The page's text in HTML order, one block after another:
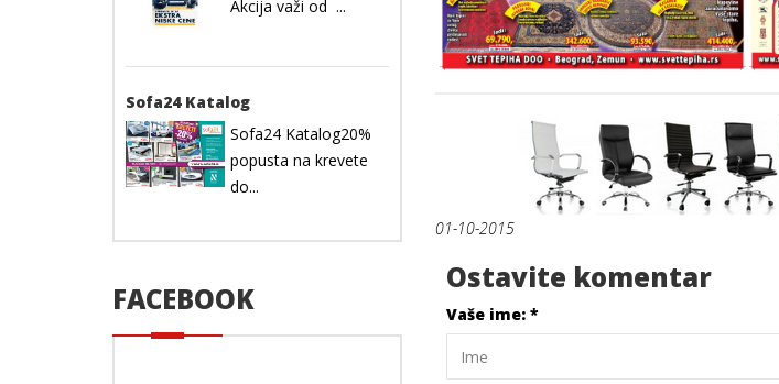
01-10-2015
Ostavite komentar
Vaše ime: *
Akcija važi od ...
Sofa24 Katalog
Sofa24 Katalog20%
popusta na krevete
do...
FACEBOOK